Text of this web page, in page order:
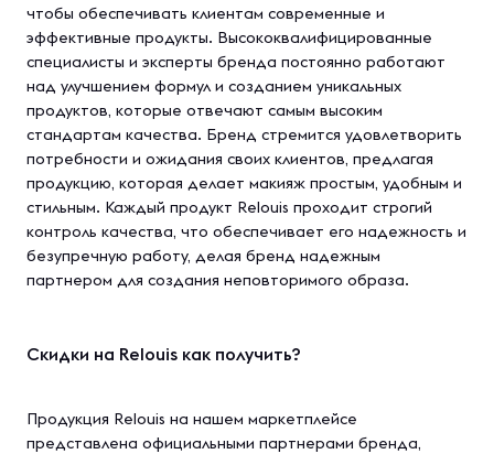
чтобы обеспечивать клиентам современные и
эффективные продукты. Высококвалифицированные
специалисты и эксперты бренда постоянно работают
над улучшением формул и созданием уникальных
продуктов, которые отвечают самым высоким
стандартам качества. Бренд стремится удовлетворить
потребности и ожидания своих клиентов, предлагая
продукцию, которая делает макияж простым, удобным и
стильным. Каждый продукт Relouis проходит строгий
контроль качества, что обеспечивает его надежность и
безупречную работу, делая бренд надежным
партнером для создания неповторимого образа.
Скидки на Relouis как получить?
Продукция Relouis на нашем маркетплейсе
представлена официальными партнерами бренда,